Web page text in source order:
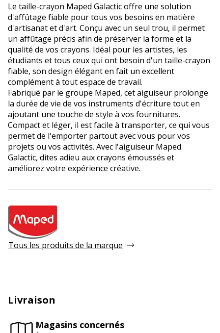
Le taille-crayon Maped Galactic offre une solution
d'affûtage fiable pour tous vos besoins en matière
d'artisanat et d'art. Conçu avec un seul trou, il permet
un affûtage précis afin de préserver la forme et la
qualité de vos crayons. Idéal pour les artistes, les
étudiants et tous ceux qui ont besoin d'un taille-crayon
fiable, son design élégant en fait un excellent
complément à tout espace de travail.
Fabriqué par le groupe Maped, cet aiguiseur prolonge
la durée de vie de vos instruments d'écriture tout en
ajoutant une touche de style à vos fournitures.
Compact et léger, il est facile à transporter, ce qui vous
permet de l'emporter partout avec vous pour vos
projets ou vos activités. Avec l'aiguiseur Maped
Galactic, dites adieu aux crayons émoussés et
améliorez votre expérience créative.
Tous les produits de la marque
Livraison
Magasins concernés